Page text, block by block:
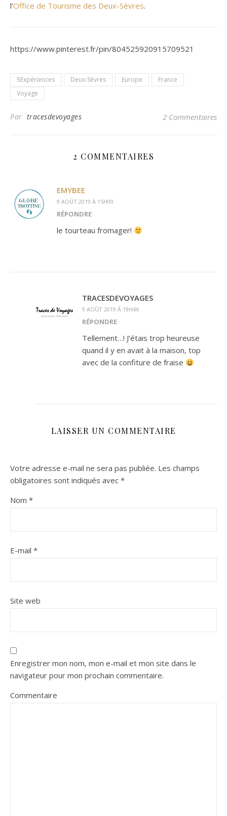
l’Office de Tourisme des Deux-Sèvres.
https://www.pinterest.fr/pin/804525920915709521
5Expériences Deux-Sèvres Europe
France
Voyage
Par tracesdevoyages 2 Commentaires
2 COMMENTAIRES
EMYBEE
9 AOÛT 2019 À 15H09
RÉPONDRE
le tourteau fromager!
TRACESDEVOYAGES
9 AOÛT 2019 À 19H46
RÉPONDRE
Tellement…! J’étais trop heureuse
quand il y en avait à la maison, top
avec de la confiture de fraise
LAISSER UN COMMENTAIRE
Votre adresse e-mail ne sera pas publiée. Les champs
obligatoires sont indiqués avec *
Nom *
E-mail *
Site web
Enregistrer mon nom, mon e-mail et mon site dans le
navigateur pour mon prochain commentaire.
Commentaire